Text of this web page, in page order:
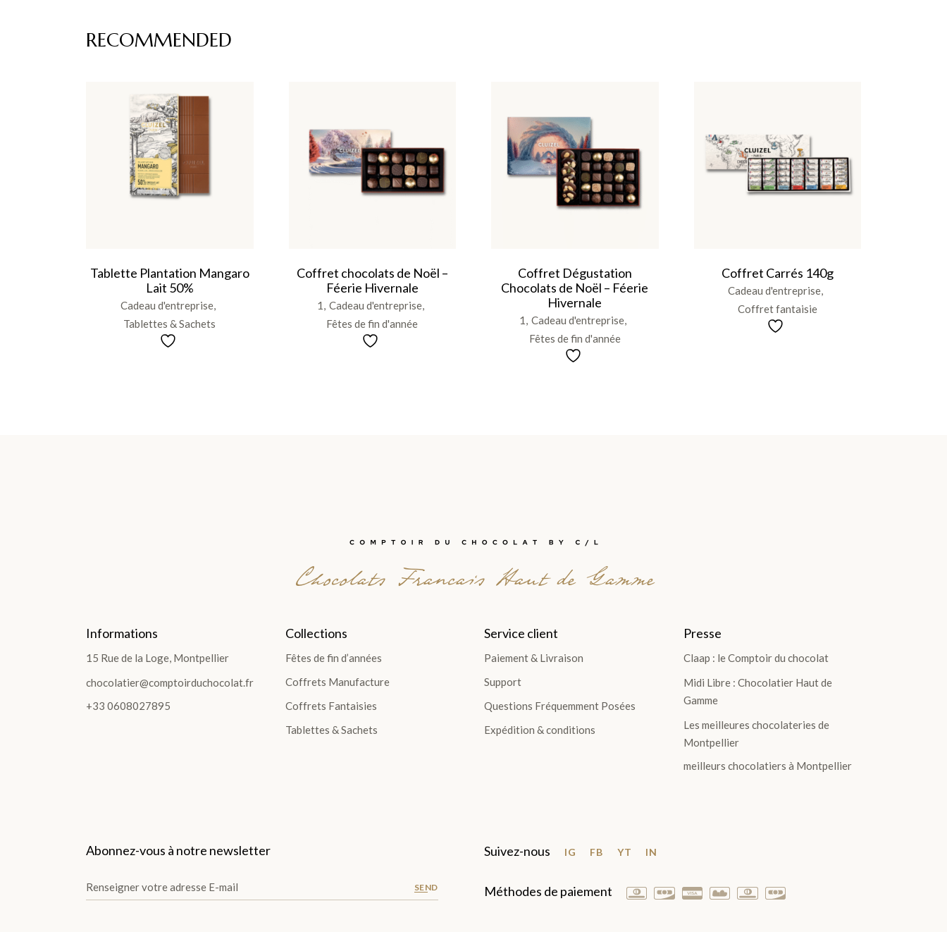
RECOMMENDED
Tablette Plantation Mangaro
Lait 50%
Cadeau d'entreprise
Tablettes & Sachets
Coffret chocolats de Noël –
Féerie Hivernale
1 Cadeau d'entreprise
Fêtes de fin d'année
Coffret Dégustation
Chocolats de Noël – Féerie
Hivernale
1 Cadeau d'entreprise
Fêtes de fin d'année
Coffret Carrés 140g
Cadeau d'entreprise
Coffret fantaisie
Chocolats Francais Haut de Gamme
Informations
15 Rue de la Loge, Montpellier
chocolatier@comptoirduchocolat.fr
+33 0608027895
Collections
Fêtes de fin d’années
Coffrets Manufacture
Coffrets Fantaisies
Tablettes & Sachets
Service client
Paiement & Livraison
Support
Questions Fréquemment Posées
Expédition & conditions
Presse
Claap : le Comptoir du chocolat
Midi Libre : Chocolatier Haut de
Gamme
Les meilleures chocolateries de
Montpellier
meilleurs chocolatiers à Montpellier
Abonnez-vous à notre newsletter
SEND
Suivez-nous IG FB YT IN
Méthodes de paiement